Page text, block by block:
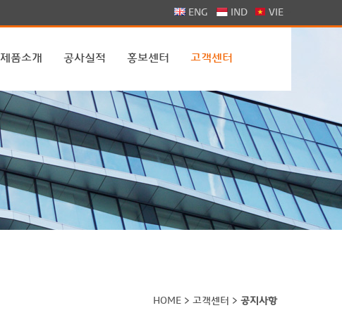
ENG IND VIE
제품소개 공사실적 홍보센터 고객센터
HOME > 고객센터 > 공지사항